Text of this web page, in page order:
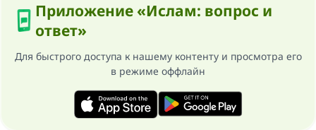
Приложение «Ислам: вопрос и
ответ»
Для быстрого доступа к нашему контенту и просмотра его
в режиме оффлайн